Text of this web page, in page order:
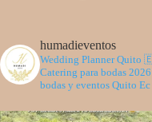
humadieventos
Wedding Planner Quito
Catering para bodas 2026
bodas y eventos Quito Ec